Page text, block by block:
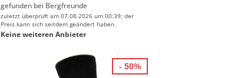
gefunden bei Bergfreunde
zuletzt überprüft am 07.08.2026 um 00:39; der
Preis kann sich seitdem geändert haben.
Keine weiteren Anbieter
- 50%